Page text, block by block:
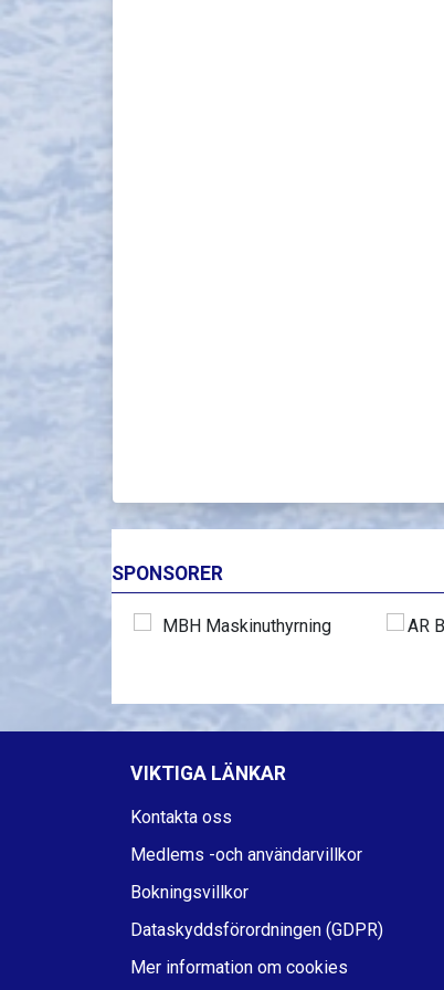
SPONSORER
VIKTIGA LÄNKAR
Kontakta oss
Medlems -och användarvillkor
Bokningsvillkor
Dataskyddsförordningen (GDPR)
Mer information om cookies